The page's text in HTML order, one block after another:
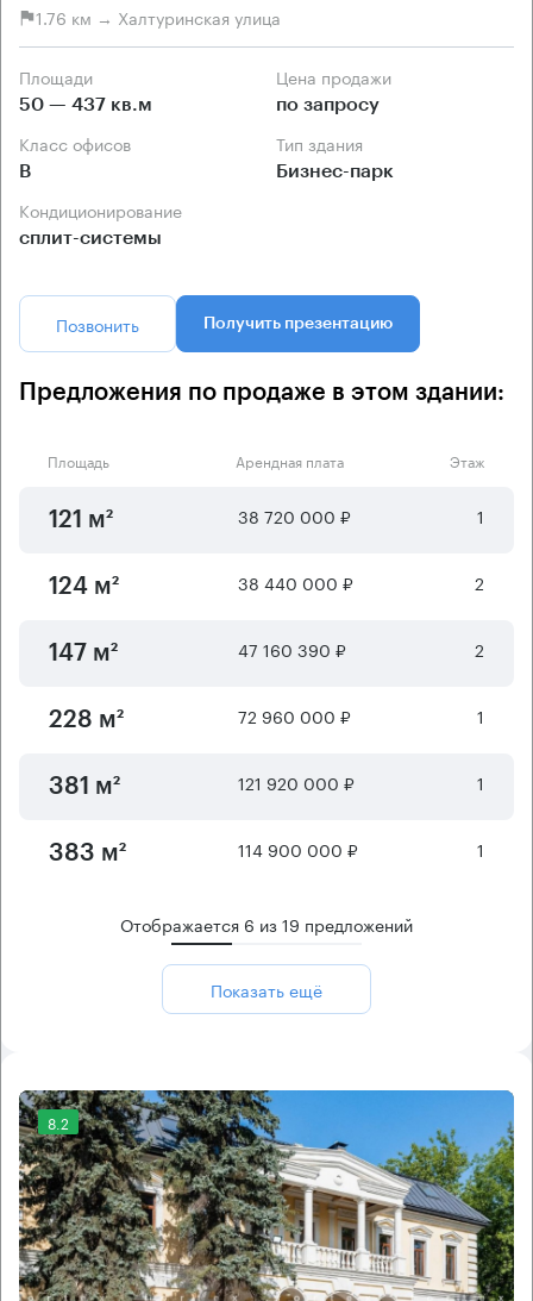
1.76 км → Халтуринская улица
Площади
50 — 437 кв.м
Цена продажи
по запросу
Класс офисов
B
Тип здания
Бизнес-парк
Кондиционирование
сплит-системы
Позвонить Получить презентацию
Предложения по продаже в этом здании:
Площадь Арендная плата Этаж
121 м² 38 720 000 ₽ 1
124 м² 38 440 000 ₽ 2
147 м² 47 160 390 ₽ 2
228 м² 72 960 000 ₽ 1
381 м² 121 920 000 ₽ 1
383 м² 114 900 000 ₽ 1
Отображается 6 из19 предложений
Показать ещё
8.2